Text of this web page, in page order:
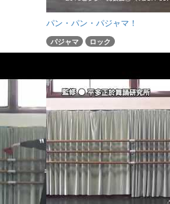
パン・パン・パジャマ！
パジャマ ロック